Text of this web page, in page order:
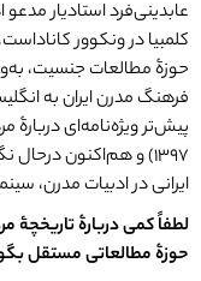
عابدینی‌فرد استادیار
کلمبیا در ونکوور
حوزۀ مطالعات جنسیت،
فرهنگ مدرن ایران به
پیش‌تر ویژه‌نامه‌ای دربارۀ
۱۳۹۷) و هم‌اکنون
ایرانی در ادبیات مدرن،
لطفاً کمی دربارۀ تاریخچۀ
حوزۀ مطالعاتی مستقل